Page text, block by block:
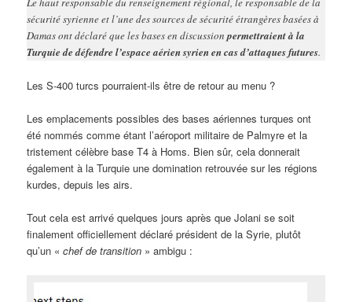
sécurité syrienne et l’une des sources de sécurité étrangères basées à
Damas ont déclaré que les bases en discussionpermettraient à la
Turquie de défendre l’espace aérien syrien en cas d’attaques futures.
Les S-400 turcs pourraient-ils être de retour au menu ?
Les emplacements possibles des bases aériennes turques ont
été nommés comme étant l’aéroport militaire de Palmyre et la
tristement célèbre base T4 à Homs. Bien sûr, cela donnerait
également à la Turquie une domination retrouvée sur les régions
kurdes, depuis les airs.
Tout cela est arrivé quelques jours après que Jolani se soit
finalement officiellement déclaré président de la Syrie, plutôt
qu’un «chef de transition » ambigu :